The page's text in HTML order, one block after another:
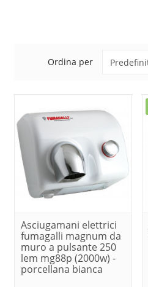
Ordina per
Asciugamani elettrici
fumagalli magnum da
muro a pulsante 250
lem mg88p (2000w) -
porcellana bianca